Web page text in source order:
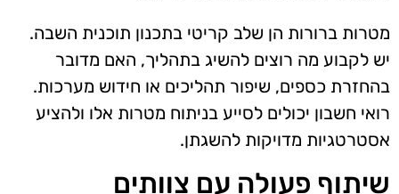
מטרות ברורות הן שלב קריטי בתכנון תוכנית השבה.
יש לקבוע מה רוצים להשיג בתהליך, האם מדובר
בהחזרת כספים, שיפור תהליכים או חידוש מערכות.
רואי חשבון יכולים לסייע בניתוח מטרות אלו ולהציע
אסטרטגיות מדויקות להשגתן.
שיתוף פעולה עם צוותים